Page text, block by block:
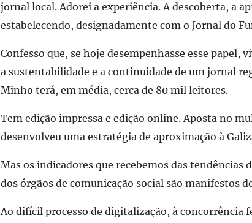
jornal local. Adorei a experiência. A descoberta, a
estabelecendo, designadamente com o Jornal do
Confesso que, se hoje desempenhasse esse
a sustentabilidade e a continuidade de um jornal
Minho terá, em média, cerca de 80 mil leitores.
Tem edição impressa e edição online. Aposta no
desenvolveu uma estratégia de aproximação à
Mas os indicadores que recebemos das tendências
dos órgãos de comunicação social são manifestos
Ao difícil processo de digitalização, à